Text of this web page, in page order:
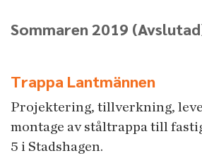
Sommaren 2019
Trappa Lantmännen
Projektering, tillverkning,
montage av ståltrappa till
5 i Stadshagen.